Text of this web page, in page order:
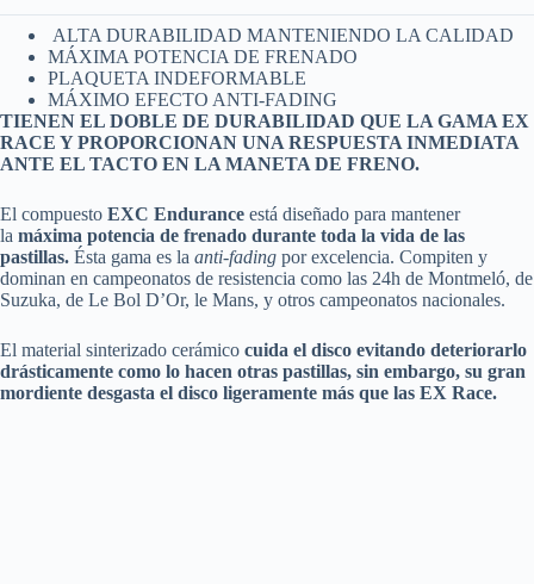
ALTA DURABILIDAD MANTENIENDO LA CALIDAD
MÁXIMA POTENCIA DE FRENADO
PLAQUETA INDEFORMABLE
MÁXIMO EFECTO ANTI-FADING
TIENEN EL DOBLE DE DURABILIDAD QUE LA GAMA EX
RACE Y PROPORCIONAN UNA RESPUESTA INMEDIATA
ANTE EL TACTO EN LA MANETA DE FRENO.
El compuesto EXC Endurance está diseñado para mantener
la máxima potencia de frenado durante toda la vida de las
pastillas. Ésta gama es la anti-fading por excelencia. Compiten y
dominan en campeonatos de resistencia como las 24h de Montmeló, de
Suzuka, de Le Bol D’Or, le Mans, y otros campeonatos nacionales.
El material sinterizado cerámico cuida el disco evitando deteriorarlo
drásticamente como lo hacen otras pastillas, sin embargo, su gran
mordiente desgasta el disco ligeramente más que las EX Race.